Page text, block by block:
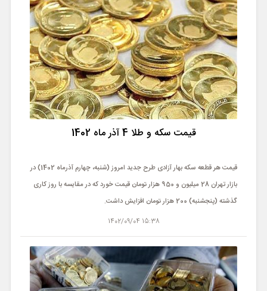
قیمت سکه و طلا 4 آذر ماه 1402
قیمت هر قطعه سکه بهار آزادی طرح جدید امروز (شنبه، چهارم آذرماه 1402) در
بازار تهران 28 میلیون و 950 هزار تومان قیمت خورد که در مقایسه با روز کاری
گذشته (پنجشنبه) 200 هزار تومان افزایش داشت.
15:38 1402/09/04